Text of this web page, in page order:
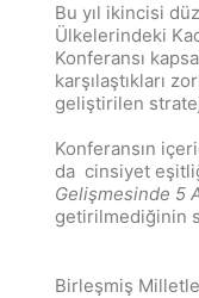
Bu yıl ikincisi
Ülkelerindeki
Konferansı
karşılaştıkları
geliştirilen
Konferansın
da cinsiyet
Gelişmesinde 5
getirilmediğinin
Birleşmiş